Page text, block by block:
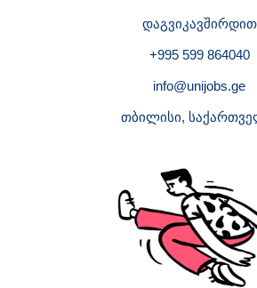
დაგვიკავშირდით
+995 599 864040
info@unijobs.ge
თბილისი,